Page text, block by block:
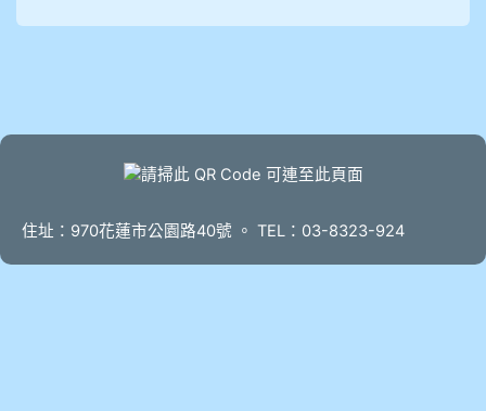
住址：970花蓮市公園路40號 。 TEL：03-8323-924